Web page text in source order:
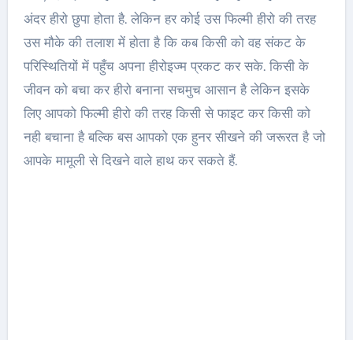
अंदर हीरो छुपा होता है. लेकिन हर कोई उस फिल्मी हीरो की तरह
उस मौके की तलाश में होता है कि कब किसी को वह संकट के
परिस्थितियों में पहुँच अपना हीरोइज्म प्रकट कर सके. किसी के
जीवन को बचा कर हीरो बनाना सचमुच आसान है लेकिन इसके
लिए आपको फिल्मी हीरो की तरह किसी से फाइट कर किसी को
नही बचाना है बल्कि बस आपको एक हुनर सीखने की जरूरत है जो
आपके मामूली से दिखने वाले हाथ कर सकते हैं.